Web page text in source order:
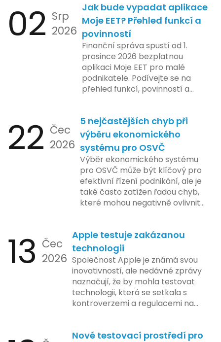
02 Srp
2026
Jak bude vypadat aplikace
Moje EET? Přehled funkcí a
povinností
Finanční správa spustí od 1.
prosince 2026 bezplatnou
aplikaci Moje EET pro malé
podnikatele. Podívejte se na
přehled funkcí, povinností a
22 Čec
2026
5 nejčastějších chyb při
výběru ekonomického
systému pro OSVČ
Výběr ekonomického systému
pro OSVČ může být klíčový pro
efektivní řízení podnikání, ale je
také často zatížen řadou chyb,
které mohou negativně ovlivnit
by se podnikatelé měli vyvarovat.
13 Čec
2026
Apple testuje zakázanou
technologii
Společnost Apple je známá svou
inovativností, ale nedávné zprávy
naznačují, že by mohla testovat
technologii, která se setkala s
kontroverzemi a regulacemi na
implementace funkce, která by
Nové testovací prostředí pro